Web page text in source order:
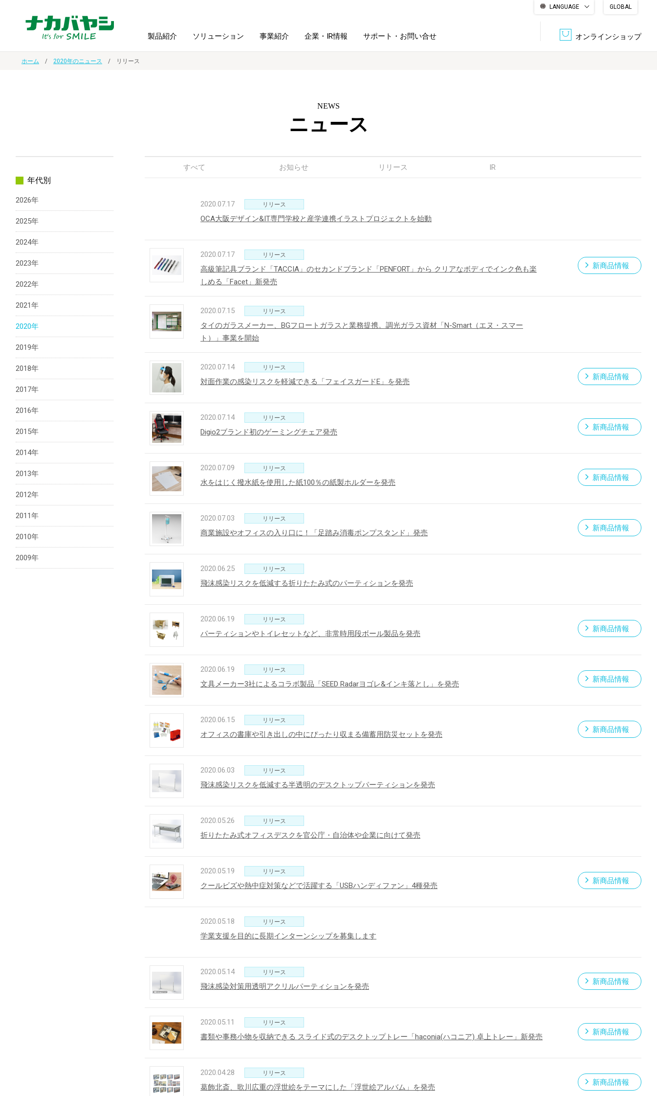
LANGUAGE
GLOBAL
オンラインショップ
製品紹介
ファイル・
ホルダー用品
スマートフォン・
新製品一覧
ソリューション
学校ソリューション
ドキュメントスキャニングサービス 総務＋クリエイティブ サステナブルな紙器製品「asue（あすえ）」
事業紹介 企業・IR情報
サステナビリティ 採用情報
サポート・お問い合せ
ホーム 2020年のニュース リリース
NEWS
ニュース
年代別
2026年
2025年
2024年
2023年
2022年
2021年
2020年
2019年
2018年
2017年
2016年
2015年
2014年
2013年
2012年
2011年
2010年
2009年
すべて お知らせ リリース IR
2020.07.17 リリース
OCA大阪デザイン&IT専門学校と産学連携イラストプロジェクトを始動
2020.07.17 リリース
高級筆記具ブランド「TACCIA」のセカンドブランド「PENFORT」から クリアなボディでインク色も楽
しめる「Facet」新発売
新商品情報
2020.07.15 リリース
タイのガラスメーカー、BGフロートガラスと業務提携。調光ガラス資材「N-Smart（エヌ・スマー
ト）」事業を開始
2020.07.14 リリース
対面作業の感染リスクを軽減できる「フェイスガードE」を発売
新商品情報
2020.07.14 リリース
Digio2ブランド初のゲーミングチェア発売
新商品情報
2020.07.09 リリース
水をはじく撥水紙を使用した紙100％の紙製ホルダーを発売
新商品情報
2020.07.03 リリース
商業施設やオフィスの入り口に！「足踏み消毒ポンプスタンド」発売
新商品情報
2020.06.25 リリース
飛沫感染リスクを低減する折りたたみ式のパーティションを発売
2020.06.19 リリース
パーティションやトイレセットなど、非常時用段ボール製品を発売
新商品情報
2020.06.19 リリース
文具メーカー3社によるコラボ製品「SEED Radarヨゴレ&インキ落とし」を発売
新商品情報
2020.06.15 リリース
オフィスの書庫や引き出しの中にぴったり収まる備蓄用防災セットを発売
新商品情報
2020.06.03 リリース
飛沫感染リスクを低減する半透明のデスクトップパーティションを発売
2020.05.26 リリース
折りたたみ式オフィスデスクを官公庁・自治体や企業に向けて発売
2020.05.19 リリース
クールビズや熱中症対策などで活躍する「USBハンディファン」4種発売
新商品情報
2020.05.18 リリース
学業支援を目的に長期インターンシップを募集します
2020.05.14 リリース
飛沫感染対策用透明アクリルパーティションを発売
新商品情報
2020.05.11 リリース
書類や事務小物を収納できる スライド式のデスクトップトレー「haconia(ハコニア) 卓上トレー」新発売
新商品情報
2020.04.28 リリース
葛飾北斎、歌川広重の浮世絵をテーマにした「浮世絵アルバム」を発売
新商品情報